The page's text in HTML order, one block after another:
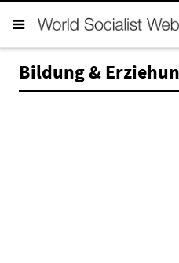
Bildung &